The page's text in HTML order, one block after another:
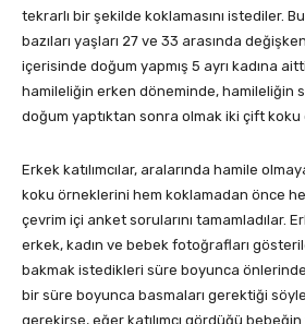
tekrarlı bir şekilde koklamasını istediler.
bazıları yaşları 27 ve 33 arasında
içerisinde doğum yapmış 5 ayrı kadına
hamileliğin erken döneminde, hamileliğin
doğum yaptıktan sonra olmak iki çift koku
Erkek katılımcılar, aralarında hamile
koku örneklerini hem koklamadan önce
çevrim içi anket sorularını tamamladılar.
erkek, kadın ve bebek fotoğrafları
bakmak istedikleri süre boyunca
bir süre boyunca basmaları gerektiği
gerekirse, eğer katılımcı gördüğü